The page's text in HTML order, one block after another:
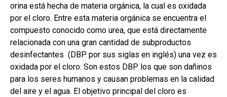
orina está hecha de materia orgánica, la cual es oxidada
por el cloro. Entre esta materia orgánica se encuentra el
compuesto conocido como urea, que está directamente
relacionada con una gran cantidad de subproductos
desinfectantes (DBP por sus siglas en inglés) una vez es
oxidada por el cloro. Son estos DBP los que son dañinos
para los seres humanos y causan problemas en la calidad
del aire y el agua. El objetivo principal del cloro es